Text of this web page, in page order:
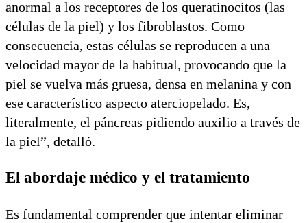
anormal a los receptores de los queratinocitos (las
células de la piel) y los fibroblastos. Como
consecuencia, estas células se reproducen a una
velocidad mayor de la habitual, provocando que la
piel se vuelva más gruesa, densa en melanina y con
ese característico aspecto aterciopelado. Es,
literalmente, el páncreas pidiendo auxilio a través de
la piel”, detalló.
El abordaje médico y el tratamiento
Es fundamental comprender que intentar eliminar